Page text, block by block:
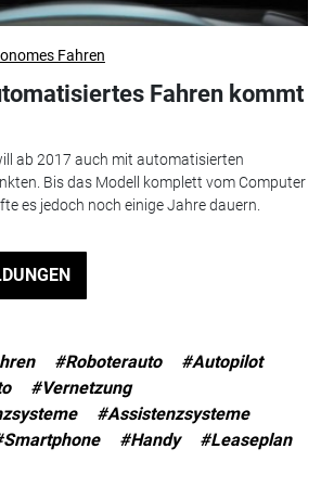
Fahren
Fahren kommt
ab 2017 auch mit automatisierten
Bis das Modell komplett vom Computer
es jedoch noch einige Jahre dauern.
#Roboterauto
#Autopilot
#Vernetzung
#Assistenzsysteme
#Handy #Leaseplan